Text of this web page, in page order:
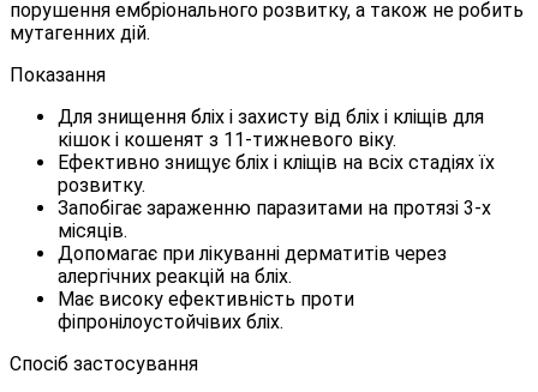
порушення ембріонального розвитку, а також не робить
мутагенних дій.
Показання
Для знищення бліх і захисту від бліх і кліщів для
кішок і кошенят з 11-тижневого віку.
Ефективно знищує бліх і кліщів на всіх стадіях їх
розвитку.
Запобігає зараженню паразитами на протязі 3-х
місяців.
Допомагає при лікуванні дерматитів через
алергічних реакцій на бліх.
Має високу ефективність проти
фіпронілоустойчівих бліх.
Спосіб застосування